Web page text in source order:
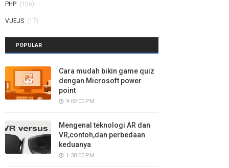
PHP (156)
VUEJS (17)
POPULAR
Cara mudah bikin game quiz
dengan Microsoft power
point
9:02:00 PM
Mengenal teknologi AR dan
VR,contoh,dan perbedaan
keduanya
1:30:00 PM